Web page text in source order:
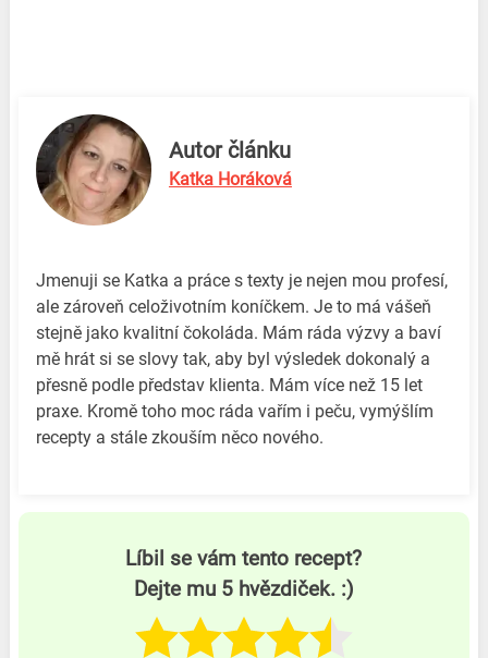
Autor článku
Katka Horáková
Jmenuji se Katka a práce s texty je nejen mou profesí,
ale zároveň celoživotním koníčkem. Je to má vášeň
stejně jako kvalitní čokoláda. Mám ráda výzvy a baví
mě hrát si se slovy tak, aby byl výsledek dokonalý a
přesně podle představ klienta. Mám více než 15 let
praxe. Kromě toho moc ráda vařím i peču, vymýšlím
recepty a stále zkouším něco nového.
Líbil se vám tento recept?
Dejte mu 5 hvězdiček. :)